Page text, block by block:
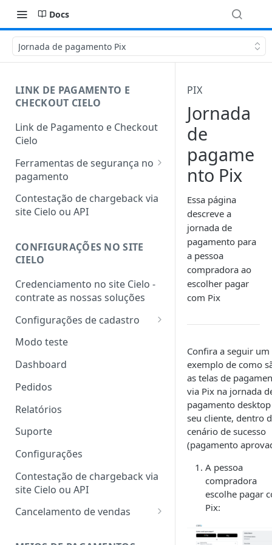
Docs
Jornada de pagamento Pix
LINK DE PAGAMENTO E
CHECKOUT CIELO
Link de Pagamento e Checkout
Cielo
Ferramentas de segurança no
pagamento
Protocolo 3DS
Antifraude integrado
Autenticação facial nos
pedidos de Link de Pagamento
e Checkout
Contestação de chargeback via
site Cielo ou API
CONFIGURAÇÕES NO SITE
CIELO
Credenciamento no site Cielo -
contrate as nossas soluções
Configurações de cadastro
Dados de cadastro
Dados da conta
Gestão de acessos
Modo teste
Dashboard
Pedidos
Relatórios
Suporte
Configurações
Contestação de chargeback via
site Cielo ou API
Cancelamento de vendas
PIX
Jornada
de
pagame
nto Pix
Essa página
descreve a
jornada de
pagamento para
a pessoa
compradora ao
escolher pagar
com Pix
Confira a seguir um
exemplo de como
as telas de
via Pix na jornada
pagamento
seu cliente, dentro
cenário de sucesso
(pagamento
A pessoa
compradora
escolhe pagar
Pix: